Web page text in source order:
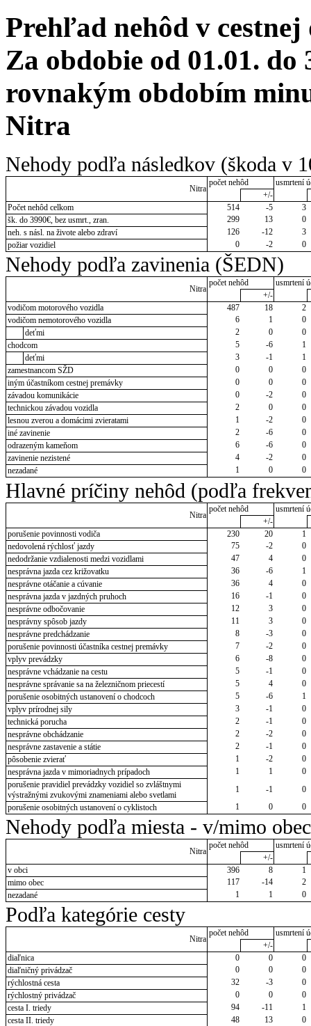
Prehľad nehôd v cestnej
Za obdobie od 01.01. do
rovnakým obdobím
Nitra
Nehody podľa následkov (škoda v
Nitra
počet nehôd
usmrtení
+/-
Počet nehôd celkom
514 -5
3
šk. do 3990€, bez usmrt., zran.
299 13
0
neh. s násl. na živote alebo zdraví
126 -12
3
požiar vozidiel
0 -2 0
Nehody podľa zavinenia (ŠEDN)
Nitra
počet nehôd
usmrtení
+/-
vodičom motorového vozidla
487 18
2
vodičom nemotorového vozidla
6 1
0
deťmi
2 0
0
chodcom
5 -6
1
deťmi
3 -1
1
zamestnancom SŽD
0 0
0
iným účastníkom cestnej premávky
0 0
0
závadou komunikácie
0 -2
0
technickou závadou vozidla
2 0
0
lesnou zverou a domácimi zvieratami
1 -2
0
iné zavinenie
2 -6
0
odrazeným kameňom
6 -6
0
zavinenie nezistené
4 -2
0
nezadané
1 0 0
Hlavné príčiny nehôd (podľa
Nitra
počet nehôd
usmrtení
+/-
porušenie povinnosti vodiča
230 20
1
nedovolená rýchlosť jazdy
75 -2
0
nedodržanie vzdialenosti medzi vozidlami
47 4
0
nesprávna jazda cez križovatku
36 -6
1
nesprávne otáčanie a cúvanie
36 4
0
nesprávna jazda v jazdných pruhoch
16 -1
0
nesprávne odbočovanie
12 3
0
nesprávny spôsob jazdy
11 3
0
nesprávne predchádzanie
8 -3
0
porušenie povinnosti účastníka cestnej premávky
7 -2
0
vplyv prevádzky
6 -8
0
nesprávne vchádzanie na cestu
5 -1
0
nesprávne správanie sa na železničnom priecestí
5 4
0
porušenie osobitných ustanovení o chodcoch
5 -6
1
vplyv prírodnej sily
3 -1
0
technická porucha
2 -1
0
nesprávne obchádzanie
2 -2
0
nesprávne zastavenie a státie
2 -1
0
pôsobenie zvierať
1 -2
0
nesprávna jazda v mimoriadnych prípadoch
1 1
0
porušenie pravidiel prevádzky vozidiel so zvláštnymi
výstražnými zvukovými znameniami alebo svetlami
1 -1
0
porušenie osobitných ustanovení o cyklistoch
1 0 0
Nehody podľa miesta - v/mimo obec
Nitra
počet nehôd
usmrtení
+/-
v obci
396 8
1
mimo obec
117 -14
2
nezadané
1 1 0
Podľa kategórie cesty
Nitra
počet nehôd
usmrtení
+/-
diaľnica
0 0
0
diaľničný privádzač
0 0
0
rýchlostná cesta
32 -3
0
rýchlostný privádzač
0 0
0
cesta I. triedy
94 -11
1
cesta II. triedy
48 13
0